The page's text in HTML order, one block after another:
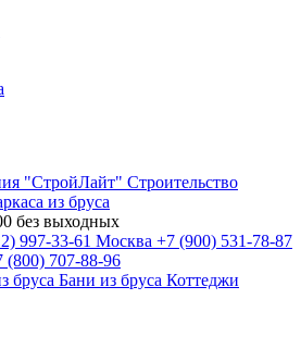
Строительство
из бруса
без выходных
997-33-61 Москва +7 (900) 531-78-87
(800) 707-88-96
бруса Бани из бруса Коттеджи